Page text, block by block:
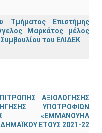
Τμήματος Επιστήμης
Μαρκάτος μέλος
του ΕΛΙΔΕΚ
ΑΞΙΟΛΟΓΗΣΗΣ
ΥΠΟΤΡΟΦΙΩΝ
«ΕΜΜΑΝΟΥΗΛ
ΕΤΟΥΣ 2021-22